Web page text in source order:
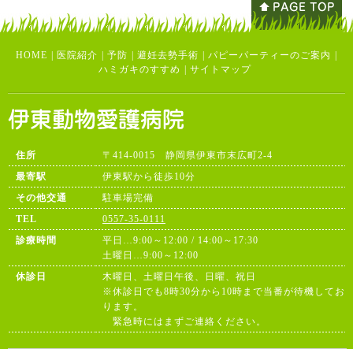
HOME | 医院紹介 | 予防 | 避妊去勢手術 | パピーパーティーのご案内 |
ハミガキのすすめ | サイトマップ
住所
〒414-0015 静岡県伊東市末広町2-4
最寄駅
伊東駅から徒歩10分
その他交通
駐車場完備
TEL
0557-35-0111
診療時間
平日…9:00～12:00 / 14:00～17:30
土曜日…9:00～12:00
休診日
木曜日、土曜日午後、日曜、祝日
※休診日でも8時30分から10時まで当番が待機してお
ります。
緊急時にはまずご連絡ください。